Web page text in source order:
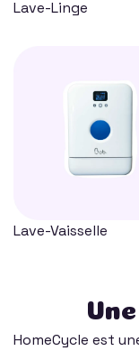
Lave-Linge
Lave-Vaisselle
HomeCycle est